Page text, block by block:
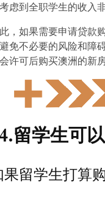
虑到全职学生的收入
，如果需要申请贷款
免不必要的风险和障
许可后购买澳洲的新
留学生可以
果留学生打算